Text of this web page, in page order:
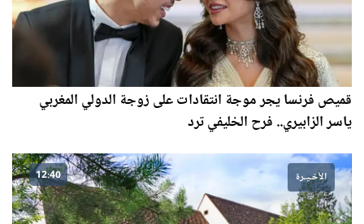
قميص فرنسا يجر موجة انتقادات على زوجة الدولي المغربي
ياسر الزابيري.. فرح الخليفي ترد
الأخـيـرة 12:40